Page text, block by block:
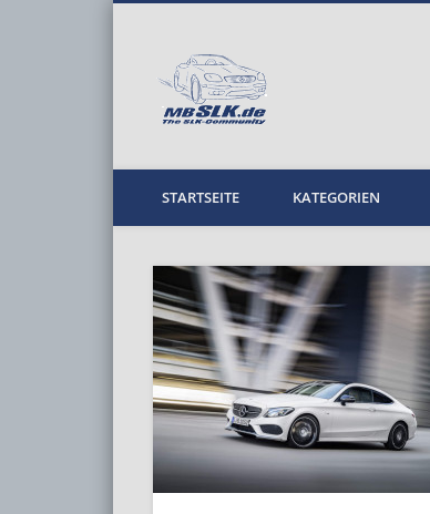
MBPKW
STARTSEITE KATEGORIEN